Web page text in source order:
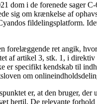
dom i de forenede sager
sig om krænkelse af
fildelingsplatform.
forelæggende ret angik,
af artikel 3, stk. 1, i
er specifikt kendskab til
om
er, at den bruger,
hertil. De relevante